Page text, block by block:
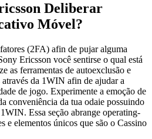
Deliberar
Móvel?
(2FA) afin de pujar alguma
Ericsson você sentirse o qual está
as ferramentas de autoexclusão e
da 1WIN afin de ajudar a
de jogo. Experimente a emoção de
conveniência da tua odaie possuindo
Essa seção abrange operating-
e elementos únicos que são o Cassino